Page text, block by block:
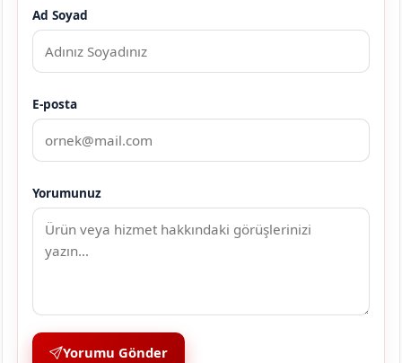
Ad Soyad
E-posta
Yorumunuz
Yorumu Gönder